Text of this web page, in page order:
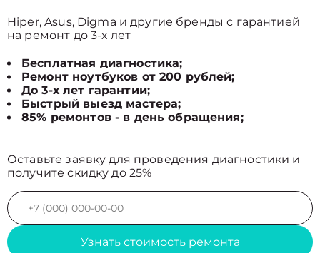
Hiper, Asus, Digma и другие бренды с гарантией
на ремонт до 3-х лет
Бесплатная диагностика;
Ремонт ноутбуков от 200 рублей;
До 3-х лет гарантии;
Быстрый выезд мастера;
85% ремонтов - в день обращения;
Оставьте заявку для проведения диагностики и
получите скидку до 25%
Узнать стоимость ремонта